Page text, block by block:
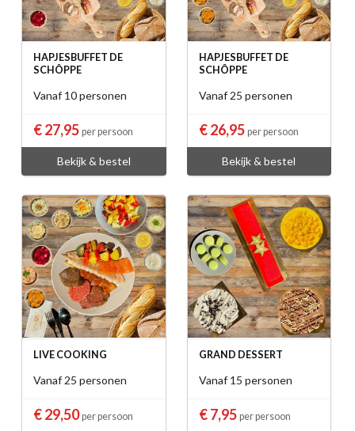
HAPJESBUFFET DE
SCHÔPPE
Vanaf 10 personen
€ 27,95 per persoon
Bekijk & bestel
HAPJESBUFFET DE
SCHÔPPE
Vanaf 25 personen
€ 26,95 per persoon
Bekijk & bestel
LIVE COOKING
Vanaf 25 personen
€ 29,50per persoon
GRAND DESSERT
Vanaf 15 personen
€ 7,95 per persoon